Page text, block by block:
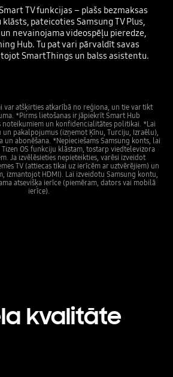
TV funkcijas – plašs bezmaksas
pateicoties Samsung TV Plus,
nevainojama videospēļu pieredze,
Hub. Tu pat vari pārvaldīt savas
SmartThings un balss asistentu.
var atšķirties atkarībā no reģiona, un tie var tikt
*Pirms lietošanas ir jāpiekrīt Smart Hub
noteikumiem un konfidencialitātes politikai. *Lai
pakalpojumus (izņemot Ķīnu, Turciju, Izraēlu),
un abonēšana. *Nepieciešams Samsung konts, lai
OS funkciju klāstam, tostarp viedtelevizora
Ja izvēlēsieties nepieteikties, varēsi izveidot
TV (attiecas tikai uz ierīcēm ar uztvērējiem) un
izmantojot HDMI). Lai izveidotu Samsung kontu,
atsevišķa ierīce (piemēram, dators vai mobilā
ierīce).
kvalitāte